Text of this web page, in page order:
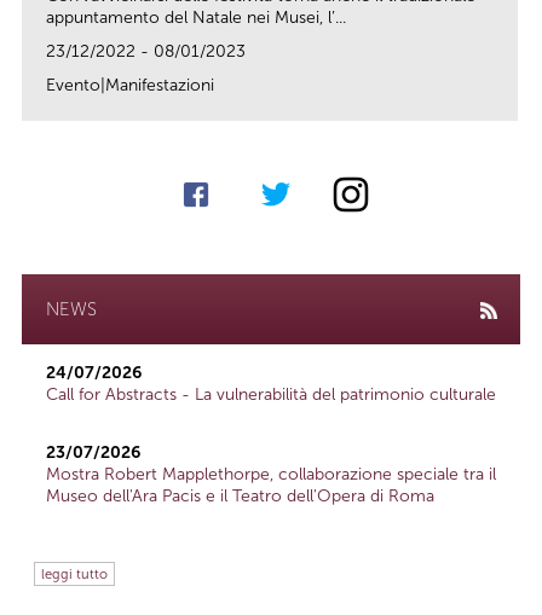
appuntamento del Natale nei Musei, l’...
23/12/2022 - 08/01/2023
Evento|Manifestazioni
NEWS
24/07/2026
Call for Abstracts - La vulnerabilità del patrimonio culturale
23/07/2026
Mostra Robert Mapplethorpe, collaborazione speciale tra il
Museo dell'Ara Pacis e il Teatro dell'Opera di Roma
leggi tutto